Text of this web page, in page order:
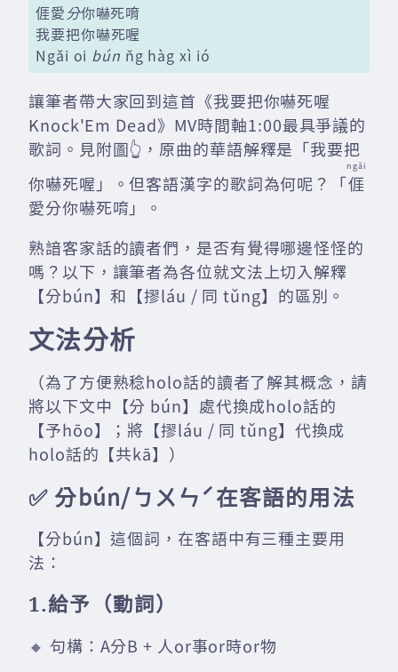
𠊎愛分你嚇死唷
我要把你嚇死喔
Ngǎi oi bún ňg hàg xì ió
讓筆者帶大家回到這首《我要把你嚇死喔
Knock'Em Dead》MV時間軸1:00最具爭議的
歌詞。見附圖👆，原曲的華語解釋是「我要把
你嚇死喔」。但客語漢字的歌詞為何呢？「𠊎
ngǎi
愛分你嚇死唷」。
熟諳客家話的讀者們，是否有覺得哪邊怪怪的
嗎？以下，讓筆者為各位就文法上切入解釋
【分bún】和【摎láu / 同 tǔng】的區別。
文法分析
（為了方便熟稔holo話的讀者了解其概念，請
將以下文中【分 bún】處代換成holo話的
【予hōo】；將【摎láu / 同 tǔng】代換成
holo話的【共kā】）
✅ 分bún/ㄅㄨㄣˊ在客語的用法
【分bún】這個詞，在客語中有三種主要用
法：
1.給予（動詞）
🔸 句構：A分B + 人or事or時or物